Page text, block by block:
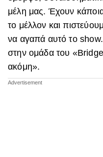
μέλη μας. Έχουν
το μέλλον και
να αγαπά αυτό το show.
στην ομάδα του
ακόμη».